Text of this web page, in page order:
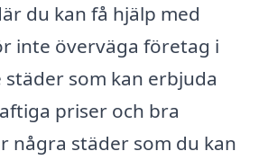
du kan få hjälp med
inte överväga företag i
som kan erbjuda
priser och bra
några städer som du kan